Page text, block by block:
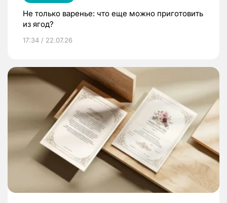
Не только варенье: что еще можно приготовить
из ягод?
17:34 / 22.07.26